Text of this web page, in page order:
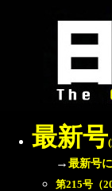
最新号
→最新号
第215号（